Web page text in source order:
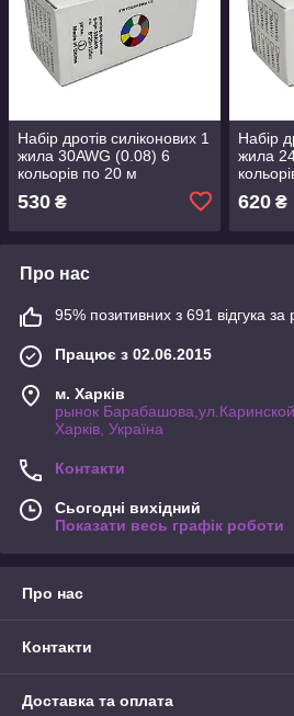
Набір дротів силіконових 1
жила 30AWG (0.08) 6
кольорів по 20 м
530 ₴
Набір
жила
620₴
Про нас
95% позитивних з 691 відгука за
Працює з 02.06.2015
м. Харків
рынок
Харків, Україна
Контакти
Сьогодні вихідний
Показати весь графік роботи
Про нас
Контакти
Доставка та оплата